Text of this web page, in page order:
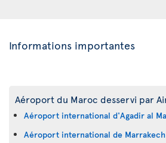
Informations importantes
Aéroport du Maroc desservi par
Aéroport international d'Agadir al
Aéroport international de Marrakech